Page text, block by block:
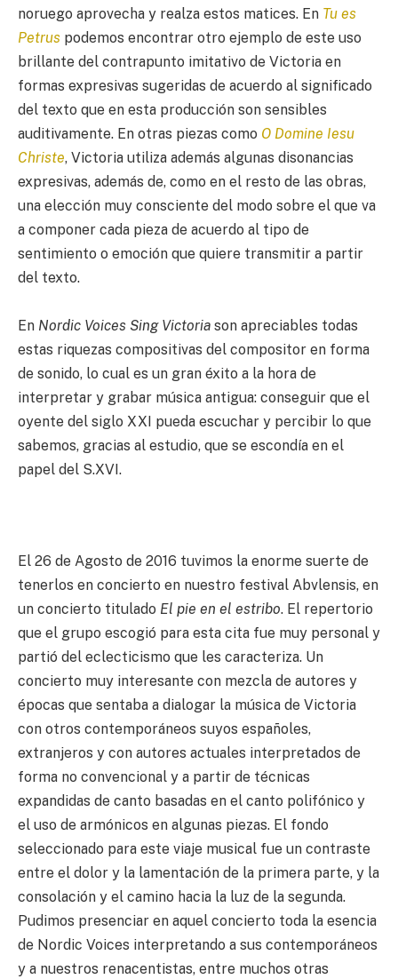
noruego aprovecha y realza estos matices. En Tu es
Petrus podemos encontrar otro ejemplo de este uso
brillante del contrapunto imitativo de Victoria en
formas expresivas sugeridas de acuerdo al significado
del texto que en esta producción son sensibles
auditivamente. En otras piezas como O Domine Iesu
Christe, Victoria utiliza además algunas disonancias
expresivas, además de, como en el resto de las obras,
una elección muy consciente del modo sobre el que va
a componer cada pieza de acuerdo al tipo de
sentimiento o emoción que quiere transmitir a partir
del texto.
En Nordic Voices Sing Victoria son apreciables todas
estas riquezas compositivas del compositor en forma
de sonido, lo cual es un gran éxito a la hora de
interpretar y grabar música antigua: conseguir que el
oyente del siglo XXI pueda escuchar y percibir lo que
sabemos, gracias al estudio, que se escondía en el
papel del S.XVI.
El 26 de Agosto de 2016 tuvimos la enorme suerte de
tenerlos en concierto en nuestro festival Abvlensis, en
un concierto titulado El pie en el estribo. El repertorio
que el grupo escogió para esta cita fue muy personal y
partió del eclecticismo que les caracteriza. Un
concierto muy interesante con mezcla de autores y
épocas que sentaba a dialogar la música de Victoria
con otros contemporáneos suyos españoles,
extranjeros y con autores actuales interpretados de
forma no convencional y a partir de técnicas
expandidas de canto basadas en el canto polifónico y
el uso de armónicos en algunas piezas. El fondo
seleccionado para este viaje musical fue un contraste
entre el dolor y la lamentación de la primera parte, y la
consolación y el camino hacia la luz de la segunda.
Pudimos presenciar en aquel concierto toda la esencia
de Nordic Voices interpretando a sus contemporáneos
y a nuestros renacentistas, entre muchos otras